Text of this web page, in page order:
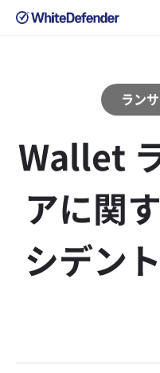
ラン
Wallet
アに関
シデン